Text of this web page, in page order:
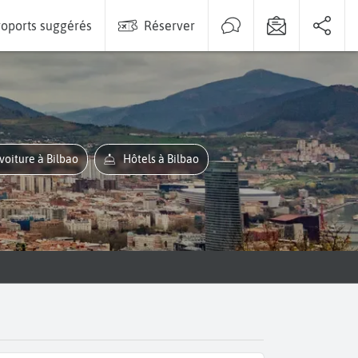
suggérés Réserver
à Bilbao Hôtels à Bilbao